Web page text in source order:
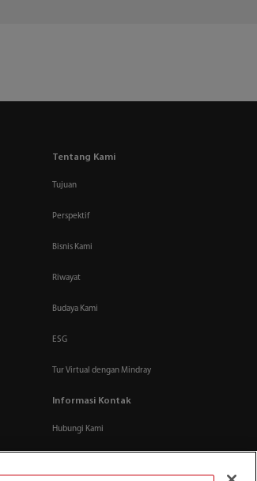
Tentang Kami
Tujuan
Perspektif
Bisnis Kami
Riwayat
Budaya Kami
ESG
Tur Virtual dengan Mindray
Informasi Kontak
Hubungi Kami